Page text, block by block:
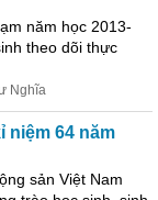
năm học 2013-
theo dõi thực
Nghĩa
64 năm
sản Việt Nam